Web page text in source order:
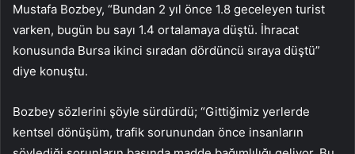
Mustafa Bozbey, “Bundan 2 yıl önce 1.8 geceleyen turist
varken, bugün bu sayı 1.4 ortalamaya düştü. İhracat
konusunda Bursa ikinci sıradan dördüncü sıraya düştü”
diye konuştu.
Bozbey sözlerini şöyle sürdürdü; “Gittiğimiz yerlerde
kentsel dönüşüm, trafik sorunundan önce insanların